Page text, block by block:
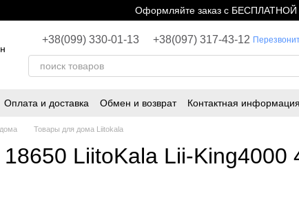
Оформляйте заказ с БЕСПЛАТНОЙ
+38(099) 330-01-13 +38(097) 317-43-12
Оплата и доставка Обмен и возврат Контактная информация
Товары для дома Liitokala
18650 LiitoKala Lii-King4000